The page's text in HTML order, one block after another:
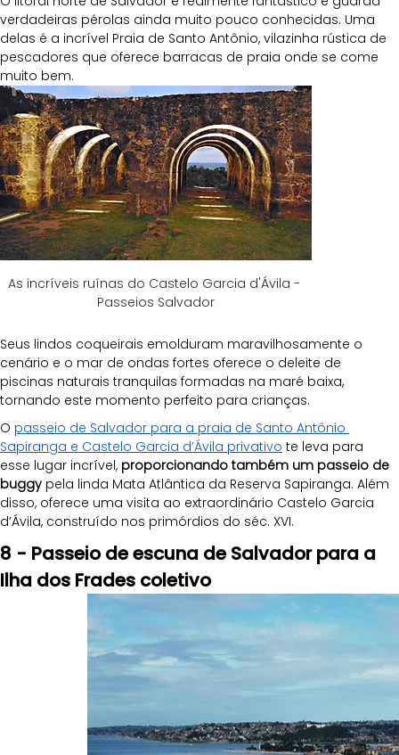
verdadeiras pérolas ainda muito pouco conhecidas. Uma
delas é a incrível Praia de Santo Antônio, vilazinha rústica de
pescadores que oferece barracas de praia onde se come
muito bem.
As incríveis ruínas do Castelo Garcia d'Ávila -
Passeios Salvador
Seus lindos coqueirais emolduram maravilhosamente o
cenário e o mar de ondas fortes oferece o deleite de
piscinas naturais tranquilas formadas na maré baixa,
tornando este momento perfeito para crianças.
O passeio de Salvador para a praia de Santo Antônio
Sapiranga e Castelo Garcia d’Ávila privativo te leva para
esse lugar incrível, proporcionando também um passeio de
buggy pela linda Mata Atlântica da Reserva Sapiranga. Além
disso, oferece uma visita ao extraordinário Castelo Garcia
d’Ávila, construído nos primórdios do séc. XVI.
8 - Passeio de escuna de Salvador para a
Ilha dos Frades coletivo